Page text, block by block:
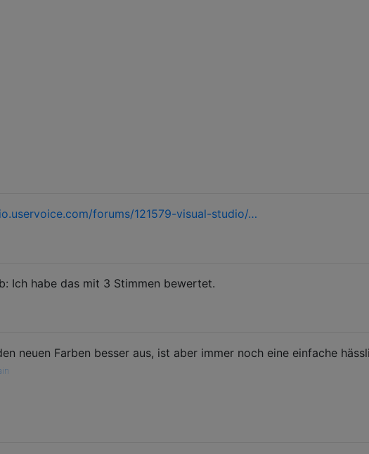
forums/121579-visual-studio/…
Ich habe das mit 3 Stimmen bewertet.
neuen Farben besser aus, ist aber immer noch eine einfache